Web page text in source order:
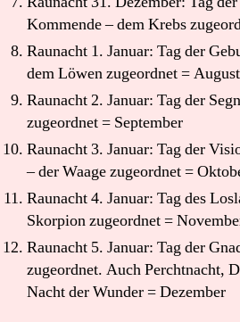
Kommende – dem Krebs
Raunacht 1. Januar: Tag der
dem Löwen zugeordnet = August
Raunacht 2. Januar: Tag der
zugeordnet = September
Raunacht 3. Januar: Tag der
– der Waage zugeordnet =
Raunacht 4. Januar: Tag des
Skorpion zugeordnet =
Raunacht 5. Januar: Tag der
zugeordnet. Auch Perchtnacht,
Nacht der Wunder = Dezember